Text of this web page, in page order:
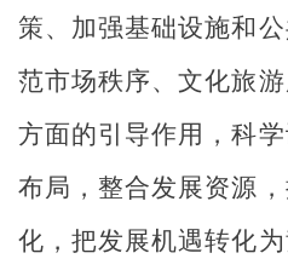
策、加强基础设施和
范市场秩序、文化旅
方面的引导作用，科
布局，整合发展资源
化，把发展机遇转化